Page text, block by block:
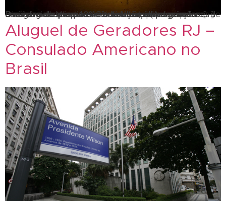
O número de procuras e consultas sobre geradores de energia aumentou 40% em relação ao primeiro trimestre do ano passado. A Abimaq (Associação Brasileira de Máquinas e Indústrias), deu em que o número de procuras e consultas sobre geradores de energia aumentou 40% em relação ao primeiro trimestre do ano passado. Já o número de vendas […]
Aluguel de Geradores RJ –
Consulado Americano no
Brasil